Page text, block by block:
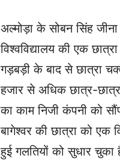
अल्मोड़ा के सोबन सिंह
विश्वविद्यालय की एक
गड़बड़ी के बाद से छात्रा
हजार से अधिक छात्र-
का काम निजी कंपनी को
बागेश्वर की छात्रा को एक
हुई गलतियों को सुधार चुका